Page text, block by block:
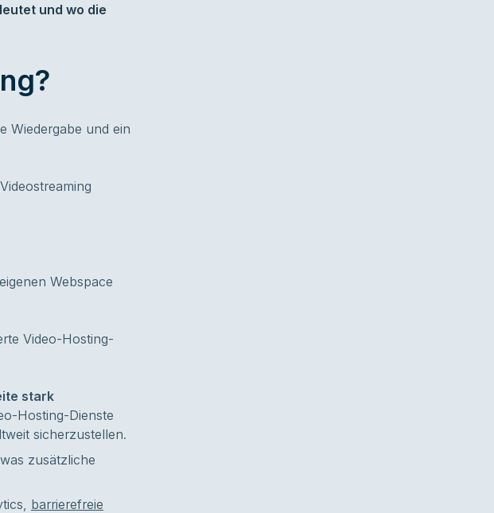
und wo die
Wiedergabe und ein
Webspace
Video-Hosting-
stark
Hosting-Dienste
sicherzustellen.
zusätzliche
barrierefreie